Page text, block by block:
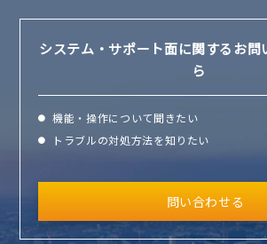
システム・サポート面に関するお問
ら
機能・操作について聞きたい
トラブルの対処方法を知りたい
問い合わせる